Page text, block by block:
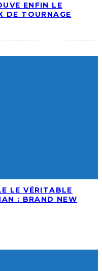
ENFIN LE
DE TOURNAGE
LE VÉRITABLE
: BRAND NEW